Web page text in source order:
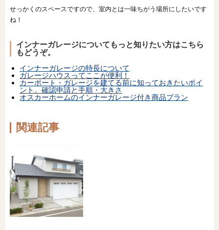
せっかくのスペースですので、室内とは一味ちがう場所にしたいです
ね！
インナーガレージについてもっと知りたい方はこちら
もどうぞ。
インナーガレージの特長について
ガレージハウスってここが便利！
カーポート・ガレージを建てる前に知っておきたいポイ
ント。確認申請と手順・大きさ
オスカーホームのインナーガレージ付き商品プラン
関連記事